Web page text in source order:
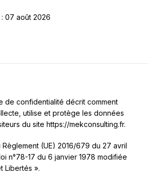
07 août 2026
de confidentialité décrit comment
utilise et protège les données
du site https://mekconsulting.fr.
(UE) 2016/679 du 27 avril
n°78-17 du 6 janvier 1978 modifiée
Libertés ».